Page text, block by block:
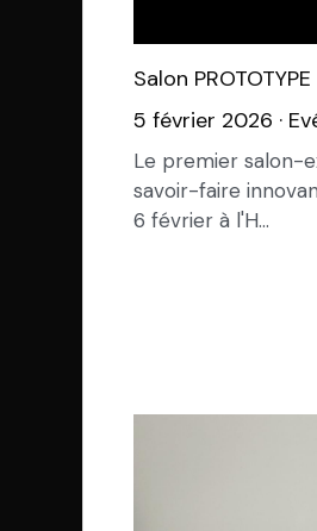
Salon PROTOTYPE
5 février 2026 ·
Le premier salon-
savoir-faire
6 février à l'H...